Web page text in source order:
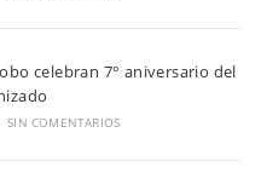
celebran 7° aniversario del
SIN COMENTARIOS